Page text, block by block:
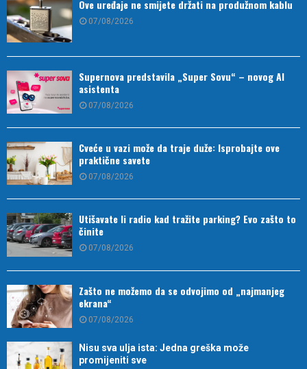
Ove uređaje ne smijete držati na produžnom kablu
07/08/2026
Supernova predstavila „Super Sovu“ – novog AI
asistenta
07/08/2026
Cveće u vazi može da traje duže: Isprobajte ove
praktične savete
07/08/2026
Utišavate li radio kad tražite parking? Evo zašto to
činite
07/08/2026
Zašto ne možemo da se odvojimo od „najmanjeg
ekrana“
07/08/2026
Nisu sva ulja ista: Jedna greška može
promijeniti sve